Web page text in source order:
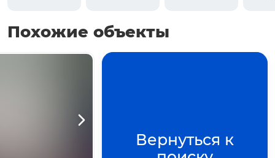
Похожие объекты
Вернуться к